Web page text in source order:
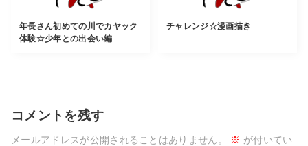
年長さん初めての川でカヤック
体験☆少年との出会い編
チャレンジ☆漫画描き
コメントを残す
メールアドレスが公開されることはありません。 ※ が付いてい